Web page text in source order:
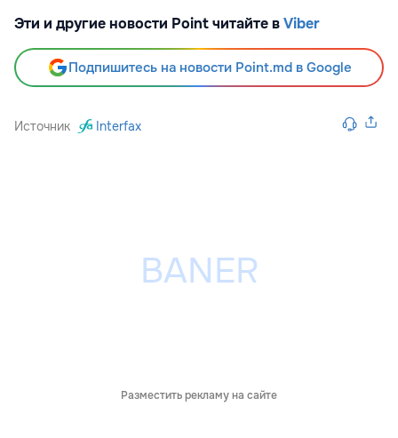
Эти и другие новости Point читайте вViber
Подпишитесь на новости Point.md в Google
Источник Interfax
Разместить рекламу на сайте